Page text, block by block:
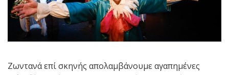
Ζωντανά επί σκηνής απολαμβάνουμε αγαπημένες